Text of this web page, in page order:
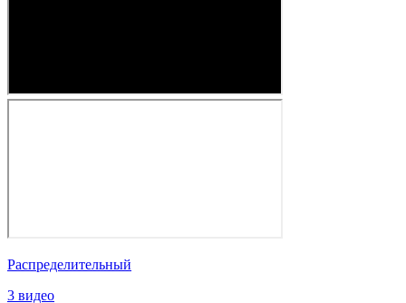
Распределительный
3 видео